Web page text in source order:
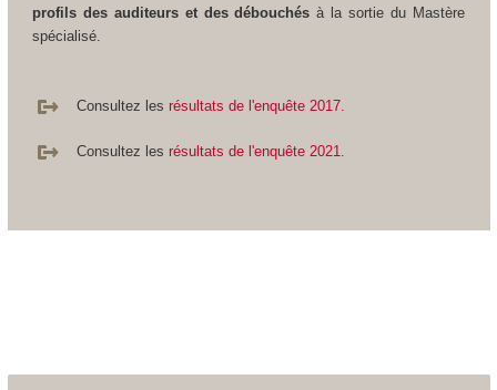
profils des auditeurs et des débouchés à la sortie du Mastère
spécialisé.
Consultez les résultats de l'enquête 2017.
Consultez les résultats de l'enquête 2021.